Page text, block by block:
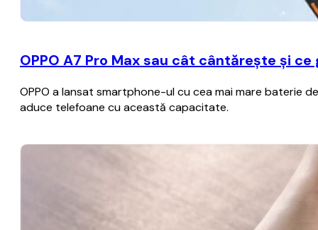
OPPO A7 Pro Max sau cât cântărește și
OPPO a lansat smartphone-ul cu cea mai mare baterie
aduce telefoane cu această capacitate.